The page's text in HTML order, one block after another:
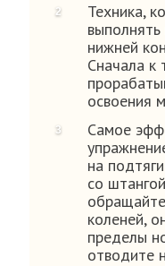
Техника,
нижней
Сначала к
освоения
Самое
на
со
коленей,
пределы
отводите